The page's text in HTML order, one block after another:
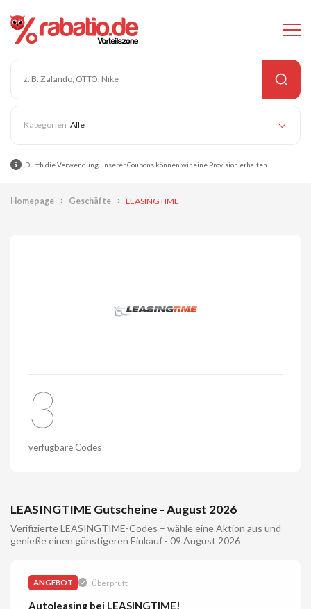
Alle
Durch die Verwendung unserer Coupons können wir eine Provision erhalten.
Homepage Geschäfte LEASINGTIME
3
verfügbare Codes
LEASINGTIME Gutscheine - August 2026
Verifizierte LEASINGTIME-Codes – wähle eine Aktion aus und
genieße einen günstigeren Einkauf - 09 August 2026
ANGEBOT Überprüft
Autoleasing bei LEASINGTIME!